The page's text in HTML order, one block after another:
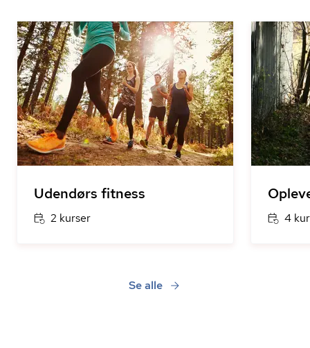
Udendørs fitness
2 kurser 4
Se alle